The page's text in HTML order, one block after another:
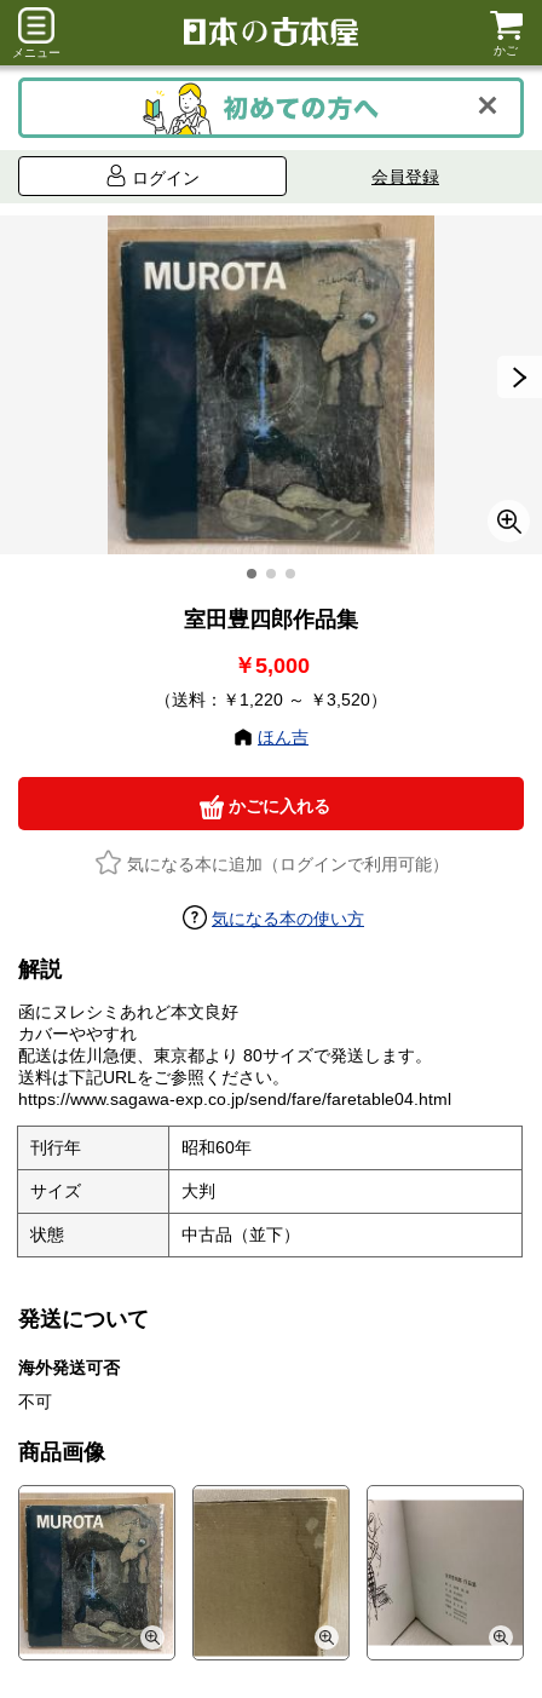
メニュー かご
ログイン 会員登録
室田豊四郎作品集
￥5,000
（送料：￥1,220 ～ ￥3,520）
ほん吉
かごに入れる
気になる本に追加（ログインで利用可能）
気になる本の使い方
解説
函にヌレシミあれど本文良好
カバーややすれ
配送は佐川急便、東京都より 80サイズで発送します。
送料は下記URLをご参照ください。
https://www.sagawa-exp.co.jp/send/fare/faretable04.html
刊行年 昭和60年
サイズ 大判
状態 中古品（並下）
発送について
海外発送可否
不可
商品画像